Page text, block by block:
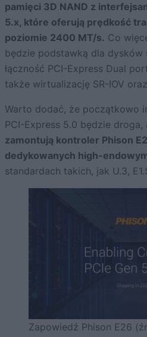
pamięci 3D NAND z
5.x, które oferują prędkość
poziomie 2400 MT/s. Co
będzie podstawką dla dysków
łączność PCI-Express Dual
także wirtualizację SR-IOV
Warto dodać, że początkowo
PCI-Express 5.0 będzie droga,
zamontują kontroler Phison
dedykowanych high-
standardach takich, jak U.3,
Zapowiedź Phison E26